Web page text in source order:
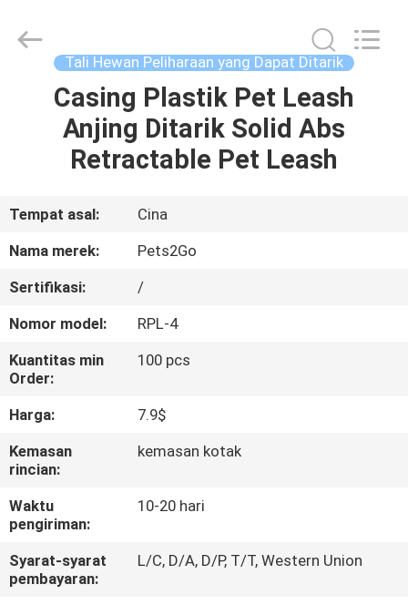
RUMAH
PRODUK
TENTANG
KAMI
TUR
PABRIK
HUBUNGI
KAMI
PERMINTAAN
PENAWARAN
BLOG/NEWS
Pets2Go
Trading
Tali Hewan Peliharaan yang Dapat Ditarik
Casing Plastik Pet Leash
Anjing Ditarik Solid Abs
Retractable Pet Leash
Tempat asal:
Cina
Nama merek:
Pets2Go
Sertifikasi:
/
Nomor model:
RPL-4
Kuantitas min
Order:
100 pcs
Harga:
7.9$
Kemasan
rincian:
kemasan kotak
Waktu
pengiriman:
10-20 hari
Syarat-syarat
pembayaran:
L/C, D/A, D/P, T/T, Western Union